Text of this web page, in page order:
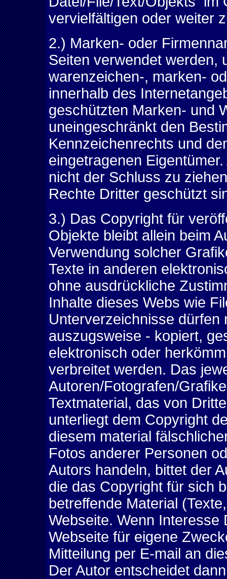
vervielfältigen oder weiter
2.) Marken- oder
Seiten verwendet werden,
warenzeichen-, marken-
innerhalb des
geschützten Marken- und
uneingeschränkt den
Kennzeichenrechts und
eingetragenen
nicht der Schluss zu
Rechte Dritter geschützt
3.) Das Copyright für
Objekte bleibt allein beim
Verwendung solcher
Texte in anderen
ohne ausdrückliche
Inhalte dieses Webs wie
Unterverzeichnisse dürfen
auszugsweise - kopiert,
elektronisch oder
verbreitet werden. Das
Autoren/Fotografen/
Textmaterial, das von
unterliegt dem Copyright
diesem material
Fotos anderer Personen
Autors handeln, bittet der
die das Copyright für sich
betreffende Material
Webseite. Wenn
Webseite für eigene
Mitteilung per E-mail an
Der Autor entscheidet